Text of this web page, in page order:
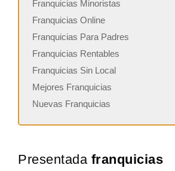
Franquicias Minoristas
Franquicias Online
Franquicias Para Padres
Franquicias Rentables
Franquicias Sin Local
Mejores Franquicias
Nuevas Franquicias
Presentada franquicias